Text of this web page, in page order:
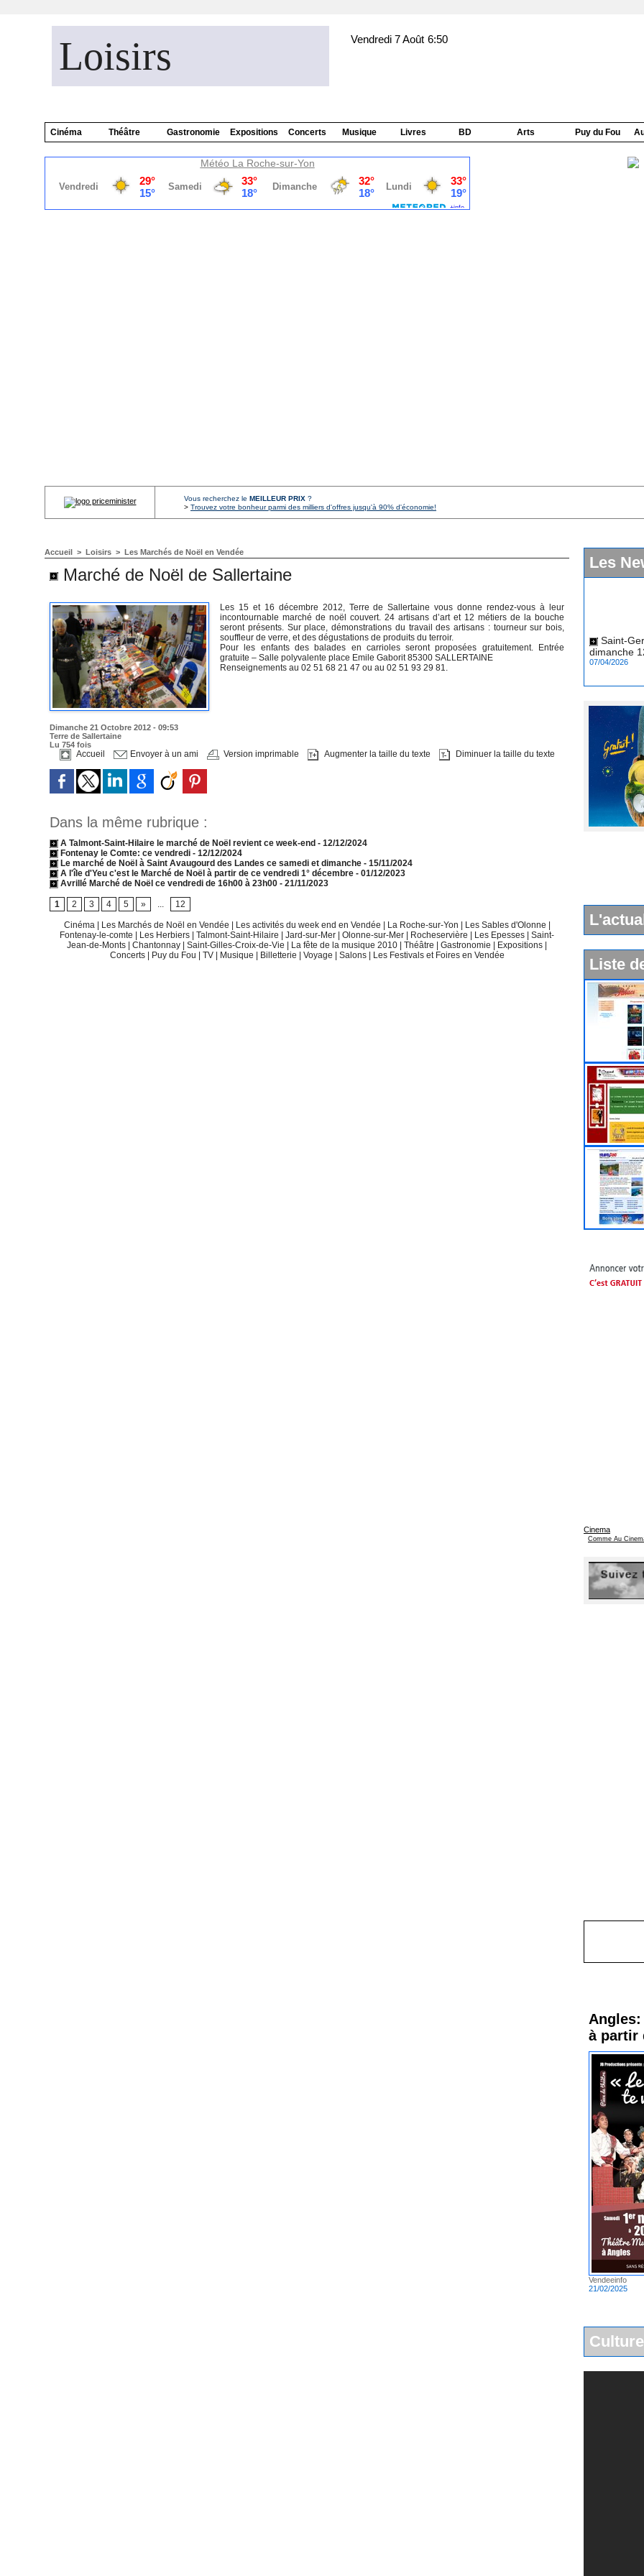
Loisirs Vendredi 7 Août 6:50
Cinéma Théâtre Gastronomie Expositions Concerts Musique Livres BD Arts Puy du Fou
Météo La Roche-sur-Yon
Vous recherchez le MEILLEUR PRIX ?
> Trouvez votre bonheur parmi des milliers d'offres jusqu'à 90% d'économie!
Accueil > Loisirs > Les Marchés de Noël en Vendée
Marché de Noël de Sallertaine
Les 15 et 16 décembre 2012, Terre de Sallertaine vous donne rendez-vous à leur
incontournable marché de noël couvert. 24 artisans d’art et 12 métiers de la bouche
seront présents. Sur place, démonstrations du travail des artisans : tourneur sur bois,
souffleur de verre, et des dégustations de produits du terroir.
Pour les enfants des balades en carrioles seront proposées gratuitement. Entrée
gratuite – Salle polyvalente place Emile Gaborit 85300 SALLERTAINE
Renseignements au 02 51 68 21 47 ou au 02 51 93 29 81.
Dimanche 21 Octobre 2012 - 09:53
Terre de Sallertaine
Lu 754 fois
Accueil Envoyer à un ami Version imprimable Augmenter la taille du texte Diminuer la taille du texte
Dans la même rubrique :
A Talmont-Saint-Hilaire le marché de Noël revient ce week-end - 12/12/2024
Fontenay le Comte: ce vendredi - 12/12/2024
Le marché de Noël à Saint Avaugourd des Landes ce samedi et dimanche - 15/11/2024
A l'île d'Yeu c'est le Marché de Noël à partir de ce vendredi 1° décembre - 01/12/2023
Avrillé Marché de Noël ce vendredi de 16h00 à 23h00 - 21/11/2023
1 2 3 4 5 » ... 12
Cinéma Les Marchés de Noël en Vendée Les activités du week end en Vendée La Roche-sur-Yon Les Sables d'Olonne
Fontenay-le-comte
Les Herbiers Talmont-Saint-Hilaire Jard-sur-Mer Olonne-sur-Mer Rocheservière Les Epesses
Saint-
Jean-de-Monts
Chantonnay Saint-Gilles-Croix-de-Vie La fête de la musique 2010 Théâtre Gastronomie Expositions
Concerts
Puy du Fou TV Musique Billetterie Voyage Salons Les Festivals et Foires en Vendée
Les
dimanche
07/04/2026
Liste
Cinema
Comme Au
à partir
Vendeeinfo
21/02/2025